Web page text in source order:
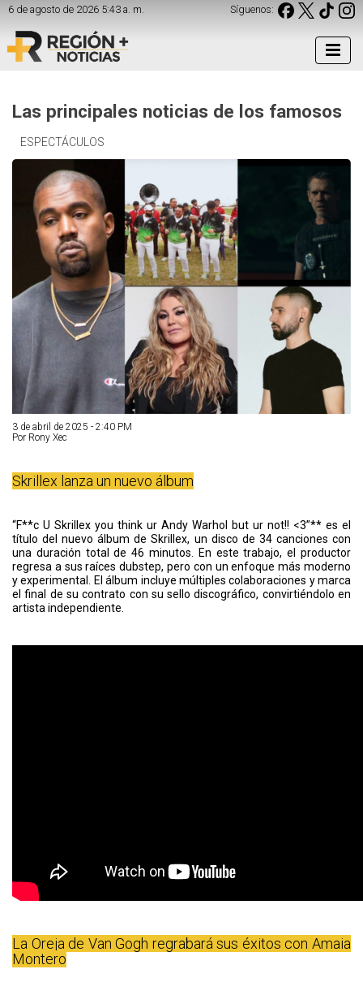
6 de agosto de 2026 5:43 a. m. Síguenos:
Las principales noticias de los famosos
ESPECTÁCULOS
3 de abril de 2025 - 2:40 PM
Por Rony Xec
Skrillex lanza un nuevo álbum
“F**c U Skrillex you think ur Andy Warhol but ur not!! <3”** es el
título del nuevo álbum de Skrillex, un disco de 34 canciones con
una duración total de 46 minutos. En este trabajo, el productor
regresa a sus raíces dubstep, pero con un enfoque más moderno
y experimental. El álbum incluye múltiples colaboraciones y marca
el final de su contrato con su sello discográfico, convirtiéndolo en
artista independiente.
La Oreja de Van Gogh regrabará sus éxitos con Amaia
Montero